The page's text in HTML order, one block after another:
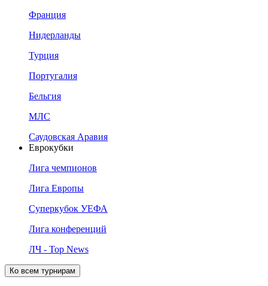
Франция
Нидерланды
Турция
Португалия
Бельгия
МЛС
Саудовская Аравия
Еврокубки
Лига чемпионов
Лига Европы
Суперкубок УЕФА
Лига конференций
ЛЧ - Top News
Ко всем турнирам